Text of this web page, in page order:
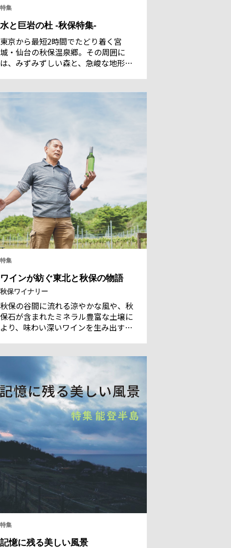
特集
水と巨岩の杜 -秋保特集-
東京から最短2時間でたどり着く宮
城・仙台の秋保温泉郷。その周囲に
は、みずみずしい森と、急峻な地形が
す、ダイナミックな景観が広がってい
る。里に建てられた無数の石塔や社
天皇以来「名取の御湯」として守られ
てきた温泉を訪ねた。
特集
ワインが紡ぐ東北と秋保の物語
秋保ワイナリー
秋保の谷間に流れる涼やかな風や、秋
保石が含まれたミネラル豊富な土壌に
より、味わい深いワインを生み出す秋
城、そして東北の豊かな食材とのマリ
アージュだ。現地を訪れ、ワイナリー
創業に込められたその思いをうかがっ
た。
特集
記憶に残る美しい風景